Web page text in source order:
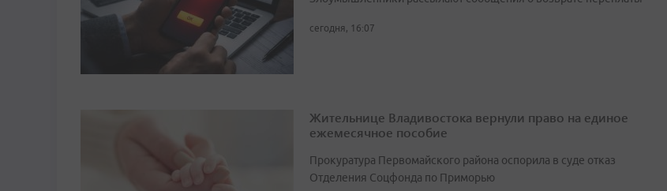
сегодня, 16:07
Жительнице Владивостока вернули право на единое
ежемесячное пособие
Прокуратура Первомайского района оспорила в суде отказ
Отделения Соцфонда по Приморью